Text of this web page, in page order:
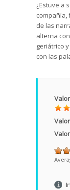
¿Estuve a
compañía,
de las
alterna
geriátrico
con las